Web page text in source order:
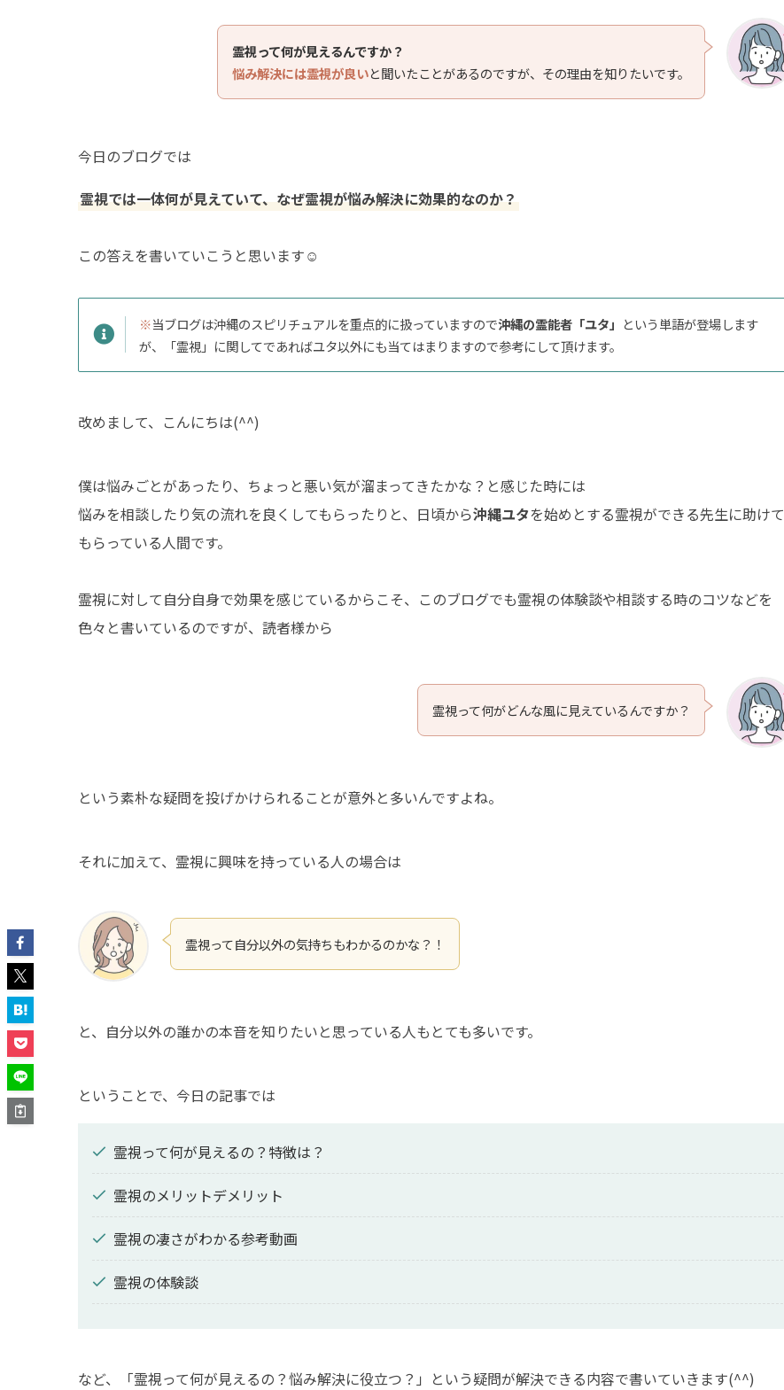
霊視って何が見えるんですか？
悩み解決には霊視が良いと聞いたことがあるのですが、その理由を知りたいです。
今日のブログでは
霊視では一体何が見えていて、なぜ霊視が悩み解決に効果的なのか？
この答えを書いていこうと思います☺
※当ブログは沖縄のスピリチュアルを重点的に扱っていますので沖縄の霊能者「ユタ」 という単語が登場します
が、「霊視」に関してであればユタ以外にも当てはまりますので参考にして頂けます。
改めまして、こんにちは(^^)
僕は悩みごとがあったり、ちょっと悪い気が溜まってきたかな？と感じた時には
悩みを相談したり気の流れを良くしてもらったりと、日頃から沖縄ユタを始めとする霊視ができる先生に助けて
もらっている人間です。
霊視に対して自分自身で効果を感じているからこそ、このブログでも霊視の体験談や相談する時のコツなどを
色々と書いているのですが、読者様から
霊視って何がどんな風に見えているんですか？
という素朴な疑問を投げかけられることが意外と多いんですよね。
それに加えて、霊視に興味を持っている人の場合は
霊視って自分以外の気持ちもわかるのかな？！
と、自分以外の誰かの本音を知りたいと思っている人もとても多いです。
ということで、今日の記事では
霊視って何が見えるの？特徴は？
霊視のメリットデメリット
霊視の凄さがわかる参考動画
霊視の体験談
など、「霊視って何が見えるの？悩み解決に役立つ？」という疑問が解決できる内容で書いていきます(^^)